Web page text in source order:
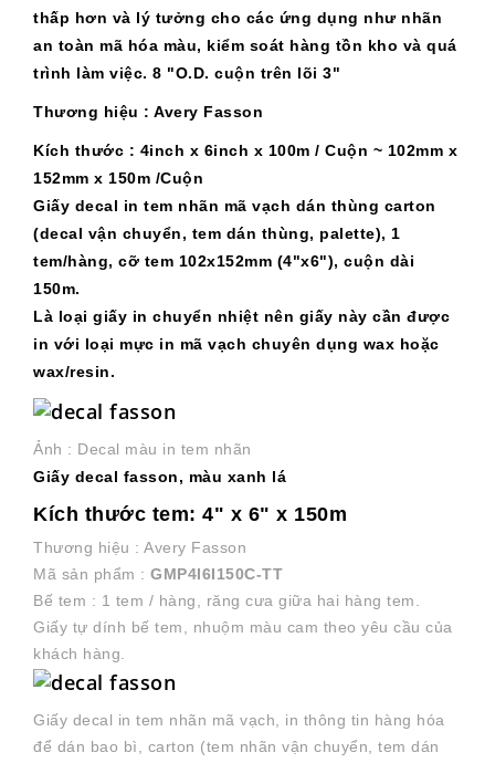
thấp hơn và lý tưởng cho các ứng dụng như nhãn
an toàn mã hóa màu, kiểm soát hàng tồn kho và quá
trình làm việc. 8 "O.D. cuộn trên lõi 3"
Thương hiệu : Avery Fasson
Kích thước : 4inch x 6inch x 100m / Cuộn ~ 102mm x
152mm x 150m /Cuộn
Giấy decal in tem nhãn mã vạch dán thùng carton
(decal vận chuyển, tem dán thùng, palette), 1
tem/hàng, cỡ tem 102x152mm (4"x6"), cuộn dài
150m.
Là loại giấy in chuyển nhiệt nên giấy này cần được
in với loại mực in mã vạch chuyên dụng wax hoặc
wax/resin.
Ảnh : Decal màu in tem nhãn
Giấy decal fasson, màu xanh lá
Kích thước tem: 4" x 6" x 150m
Thương hiệu : Avery Fasson
Mã sản phẩm : GMP4I6I150C-TT
Bế tem : 1 tem / hàng, răng cưa giữa hai hàng tem.
Giấy tự dính bế tem, nhuộm màu cam theo yêu cầu của
khách hàng.
Giấy decal in tem nhãn mã vạch, in thông tin hàng hóa
để dán bao bì, carton (tem nhãn vận chuyển, tem dán